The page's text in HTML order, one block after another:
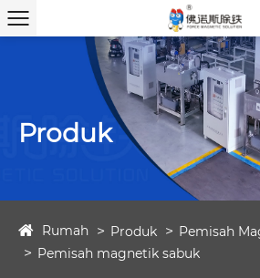
Produk
Rumah Produk
Pemisah
Pemisah magnetik sabuk